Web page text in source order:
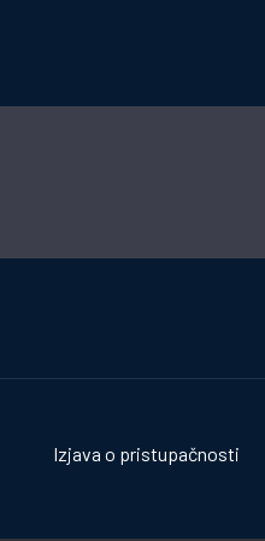
Izjava o pristupačnosti